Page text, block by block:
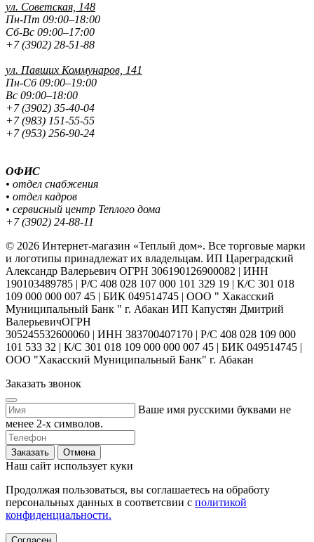
ул. Советская, 148
Пн-Пт 09:00–18:00
Сб-Вс 09:00–17:00
+7 (3902) 28-51-88
ул. Павших Коммунаров, 141
Пн-Сб 09:00–19:00
Вс 09:00–18:00
+7 (3902) 35-40-04
+7 (983) 151-55-55
+7 (953) 256-90-24
ОФИС
• отдел снабжения
• отдел кадров
• сервисный центр Теплого дома
+7 (3902) 24-88-11
© 2026 Интернет-магазин «Теплый дом». Все торговые марки
и логотипы принадлежат их владельцам. ИП Цареградский
Александр Валерьевич ОГРН 306190126900082 | ИНН
190103489785 | Р/С 408 028 107 000 101 329 19 | К/С 301 018
109 000 000 007 45 | БИК 049514745 | ООО " Хакасский
Муниципальный Банк " г. Абакан ИП Капустян Дмитрий
ВалерьевичОГРН
305245532600060 | ИНН 383700407170 | Р/С 408 028 109 000
101 533 32 | К/С 301 018 109 000 000 007 45 | БИК 049514745 |
ООО "Хакасский Муниципальный Банк" г. Абакан
Заказать звонок
Ваше имя русскими буквами не
менее 2-х символов.
Заказать Отмена
Наш сайт использует куки
Продолжая пользоваться, вы соглашаетесь на обработу
персональных данных в соответсвии с политикой
конфиденциальности.